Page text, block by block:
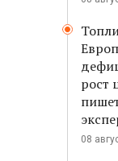
рост
08